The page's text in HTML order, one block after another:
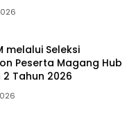
melalui Seleksi
Peserta Magang Hub
Tahun 2026